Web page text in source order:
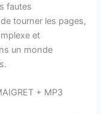
fautes
tourner les pages,
et
un monde
+ MP3